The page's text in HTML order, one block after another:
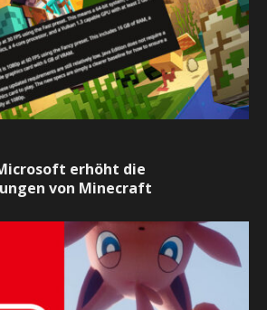
erhöht die
von Minecraft